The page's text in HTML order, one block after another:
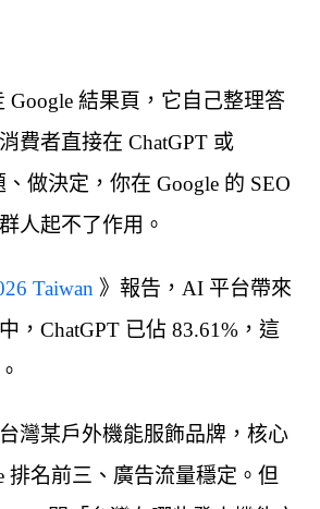
Google 結果頁，它自己整理答
費者直接在 ChatGPT 或
做決定，你在 Google 的 SEO
人起不了作用。
Taiwan 》報告，AI 平台帶來
，ChatGPT 已佔 83.61%，這
灣某戶外機能服飾品牌，核心
排名前三、廣告流量穩定。但